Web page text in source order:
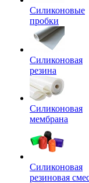
Силиконовые
пробки
Силиконовая
резина
Силиконовая
мембрана
Силиконовая
резиновая